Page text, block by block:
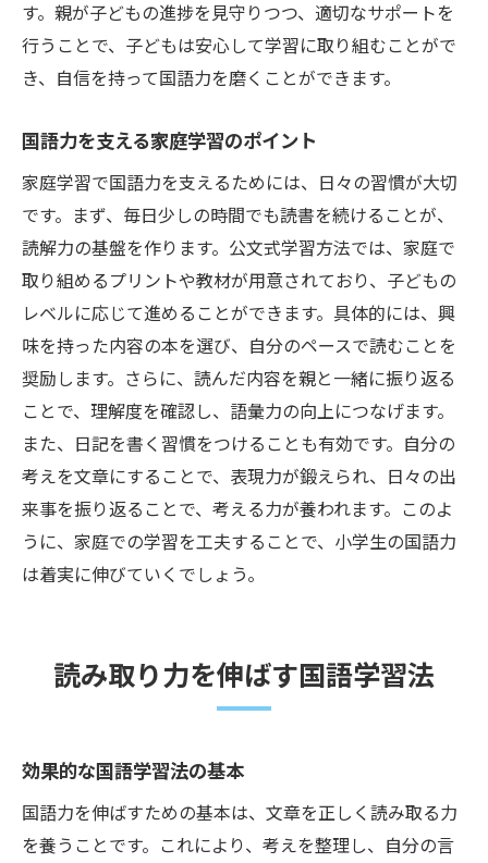
す。親が子どもの進捗を見守りつつ、適切なサポートを
行うことで、子どもは安心して学習に取り組むことがで
き、自信を持って国語力を磨くことができます。
国語力を支える家庭学習のポイント
家庭学習で国語力を支えるためには、日々の習慣が大切
です。まず、毎日少しの時間でも読書を続けることが、
読解力の基盤を作ります。公文式学習方法では、家庭で
取り組めるプリントや教材が用意されており、子どもの
レベルに応じて進めることができます。具体的には、興
味を持った内容の本を選び、自分のペースで読むことを
奨励します。さらに、読んだ内容を親と一緒に振り返る
ことで、理解度を確認し、語彙力の向上につなげます。
また、日記を書く習慣をつけることも有効です。自分の
考えを文章にすることで、表現力が鍛えられ、日々の出
来事を振り返ることで、考える力が養われます。このよ
うに、家庭での学習を工夫することで、小学生の国語力
は着実に伸びていくでしょう。
読み取り力を伸ばす国語学習法
効果的な国語学習法の基本
国語力を伸ばすための基本は、文章を正しく読み取る力
を養うことです。これにより、考えを整理し、自分の言